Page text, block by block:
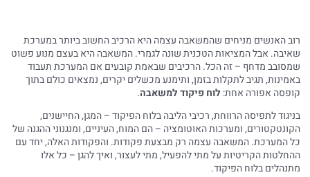
רוב האנשים מניחים שהמשאבה עצמה היא הרכיב החשוב ביותר במערכת
שאיבה. אבל המציאות הטכנית שונה לגמרי. המשאבה היא בעצם מנוע פשוט
שמסובב מדחף – זה הכל. הרכיבים שבאמת קובעים אם המערכת תעבוד
באמינות, תגיב לתקלות בזמן, ותימנע מכשלים יקרים, נמצאים כולם בתוך
קופסה אפורה אחת: לוח פיקוד למשאבה.
בניגוד לתפיסה הרווחת, רכיבי הליבה בלוח הפיקוד – המגן, החיישנים,
הקונטקטורים, ומערכות האוטומציה – הם המוח, העיניים, ומנגנוני ההגנה של
כל המערכת. המשאבה עצמה רק מבצעת פקודות. והפקודות האלה, יחד עם
ההחלטות הקריטיות על מתי להפעיל, מתי לעצור, ואיך להגן – כל אלו
מתנהלים בלוח הפיקוד.